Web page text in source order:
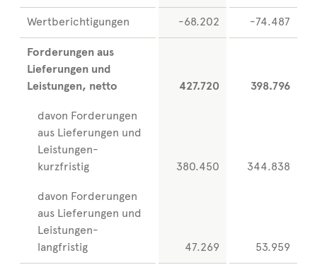
Wertberichtigungen -68.202 -74.487
Forderungen aus
Lieferungen und
Leistungen, netto
427.720 398.796
davon Forderungen
aus Lieferungen und
Leistungen-
kurzfristig
380.450 344.838
davon Forderungen
aus Lieferungen und
Leistungen-
langfristig
47.269 53.959